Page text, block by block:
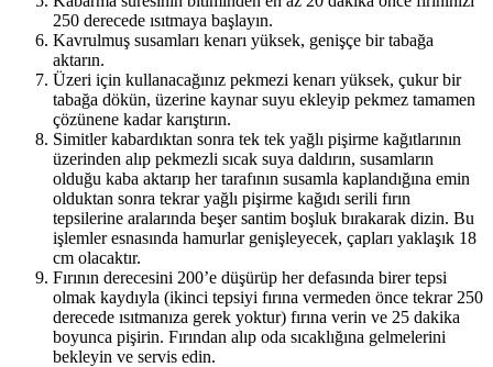
250 derecede ısıtmaya başlayın.
Kavrulmuş susamları kenarı yüksek, genişçe bir tabağa
aktarın.
Üzeri için kullanacağınız pekmezi kenarı yüksek, çukur bir
tabağa dökün, üzerine kaynar suyu ekleyip pekmez tamamen
çözünene kadar karıştırın.
Simitler kabardıktan sonra tek tek yağlı pişirme kağıtlarının
üzerinden alıp pekmezli sıcak suya daldırın, susamların
olduğu kaba aktarıp her tarafının susamla kaplandığına emin
olduktan sonra tekrar yağlı pişirme kağıdı serili fırın
tepsilerine aralarında beşer santim boşluk bırakarak dizin. Bu
işlemler esnasında hamurlar genişleyecek, çapları yaklaşık 18
cm olacaktır.
Fırının derecesini 200’e düşürüp her defasında birer tepsi
olmak kaydıyla (ikinci tepsiyi fırına vermeden önce tekrar 250
derecede ısıtmanıza gerek yoktur) fırına verin ve 25 dakika
boyunca pişirin. Fırından alıp oda sıcaklığına gelmelerini
bekleyin ve servis edin.